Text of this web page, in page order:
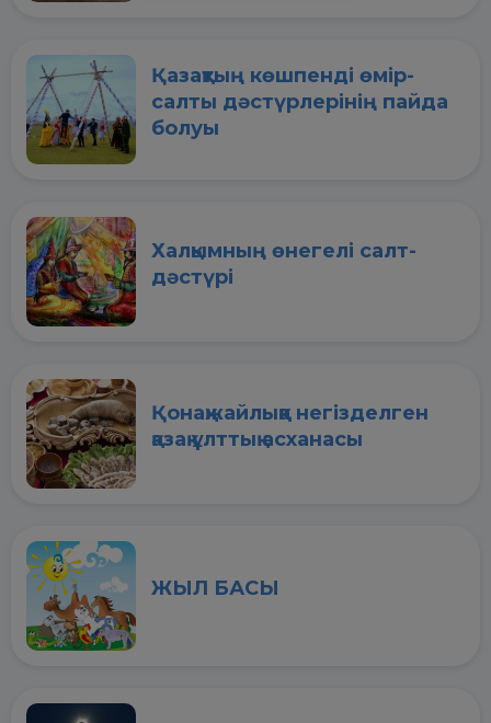
Қазақтың көшпенді өмір-
салты дәстүрлерінің пайда
болуы
Халқымның өнегелі салт-
дәстүрі
Қонақжайлыққа негізделген
қазақ ұлттық асханасы
ЖЫЛ БАСЫ